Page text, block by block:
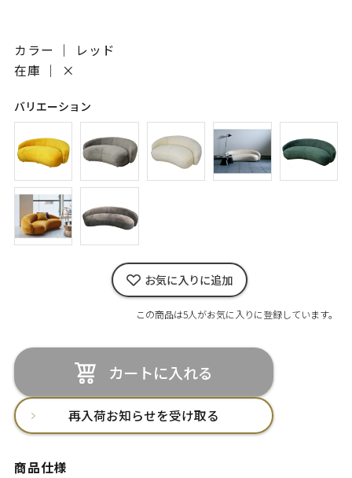
カラー ｜ レッド
在庫 ｜
×
バリエーション
お気に入りに追加
この商品は5人がお気に入りに登録しています。
カートに入れる
再入荷お知らせを受け取る
商品仕様